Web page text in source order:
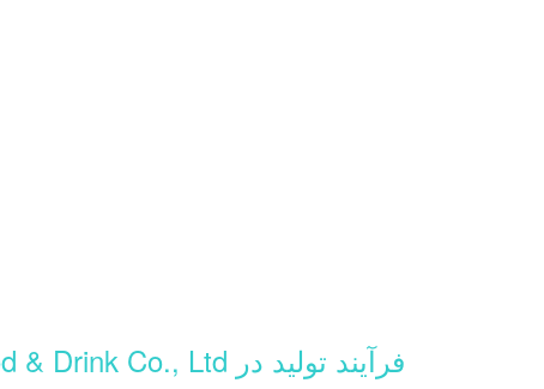
فرآیند تولید در Rita Food & Drink Co., Ltd